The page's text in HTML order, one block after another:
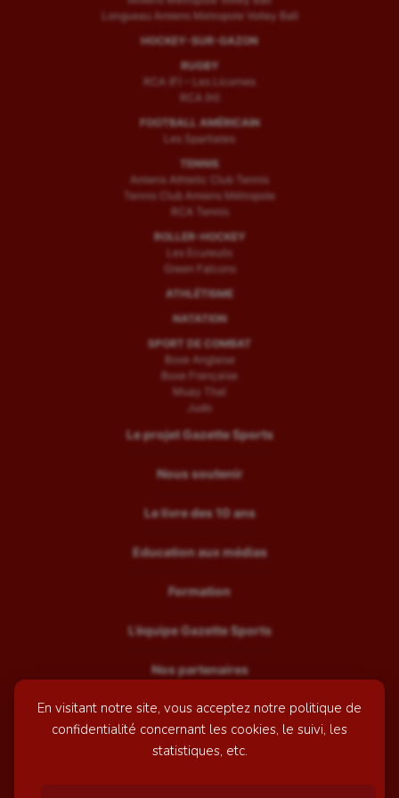
En visitant notre site, vous acceptez notre politique de
confidentialité concernant les cookies, le suivi, les
statistiques, etc.
Longueau Amiens Metropole Volley Ball
HOCKEY-SUR-GAZON
RUGBY
RCA (F) – Les Licornes
RCA (H)
FOOTBALL AMÉRICAIN
Les Spartiates
TENNIS
Amiens Athletic Club Tennis
Tennis Club Amiens Métropole
RCA Tennis
ROLLER-HOCKEY
Les Ecureuils
Green Falcons
ATHLÉTISME
NATATION
SPORT DE COMBAT
Boxe Anglaise
Boxe Française
Muay Thaï
Judo
Le projet Gazette Sports
Nous soutenir
Le livre des 10 ans
Education aux médias
Formation
L’équipe Gazette Sports
Nos partenaires
Recrutement
Mentions légales